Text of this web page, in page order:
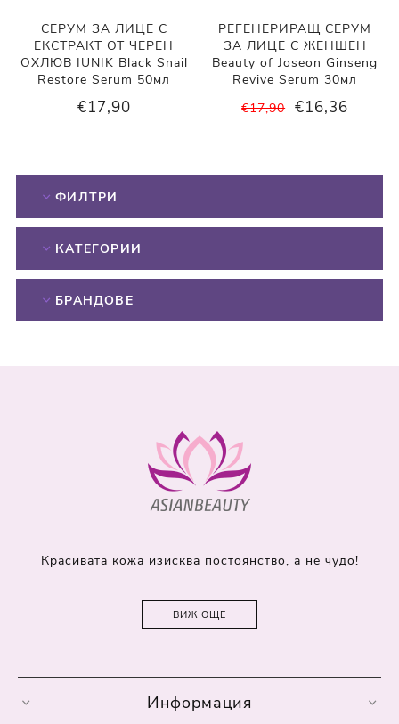
СЕРУМ ЗА ЛИЦЕ С
ЕКСТРАКТ ОТ ЧЕРЕН
ОХЛЮВ IUNIK Black Snail
Restore Serum 50мл
€17,90
РЕГЕНЕРИРАЩ СЕРУМ
ЗА ЛИЦЕ С ЖЕНШЕН
Beauty of Joseon Ginseng
Revive Serum 30мл
€17,90 €16,36
ФИЛТРИ
КАТЕГОРИИ
БРАНДОВЕ
Красивата кожа изисква постоянство, а не чудо!
ВИЖ ОЩЕ
Информация